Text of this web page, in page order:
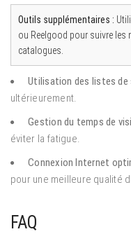
Outils supplémentaires :
ou Reelgood pour suivre les
catalogues.
Utilisation des listes de
ultérieurement.
Gestion du temps de
éviter la fatigue.
Connexion Internet
pour une meilleure qualité
FAQ